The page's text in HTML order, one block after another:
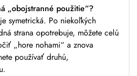
„obojstranné použitie“?
symetrická. Po niekoľkých
strana opotrebuje, môžete celú
„hore nohami“ a znova
používať druhú,